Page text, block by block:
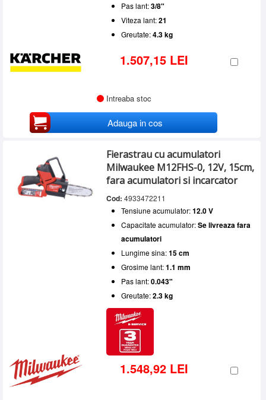
Pas lant:3/8"
Viteza lant:21
Greutate:4.3 kg
1.507,15 LEI
Intreaba stoc
Adauga in cos
Fierastrau cu acumulatori
Milwaukee M12FHS-0, 12V, 15cm,
fara acumulatori si incarcator
Cod: 4933472211
Tensiune acumulator:12.0 V
Capacitate acumulator:Se livreaza fara
acumulatori
Lungime sina:15 cm
Grosime lant:1.1 mm
Pas lant:0.043"
Greutate:2.3 kg
1.548,92 LEI